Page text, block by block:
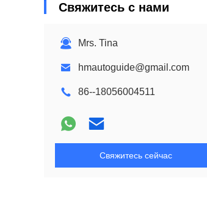
Свяжитесь с нами
Mrs. Tina
hmautoguide@gmail.com
86--18056004511
Свяжитесь сейчас